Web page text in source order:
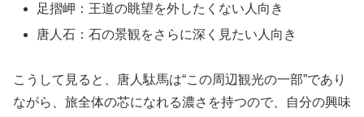
足摺岬：王道の眺望を外したくない人向き
唐人石：石の景観をさらに深く見たい人向き
こうして見ると、唐人駄馬は“この周辺観光の一部”であり
ながら、旅全体の芯になれる濃さを持つので、自分の興味